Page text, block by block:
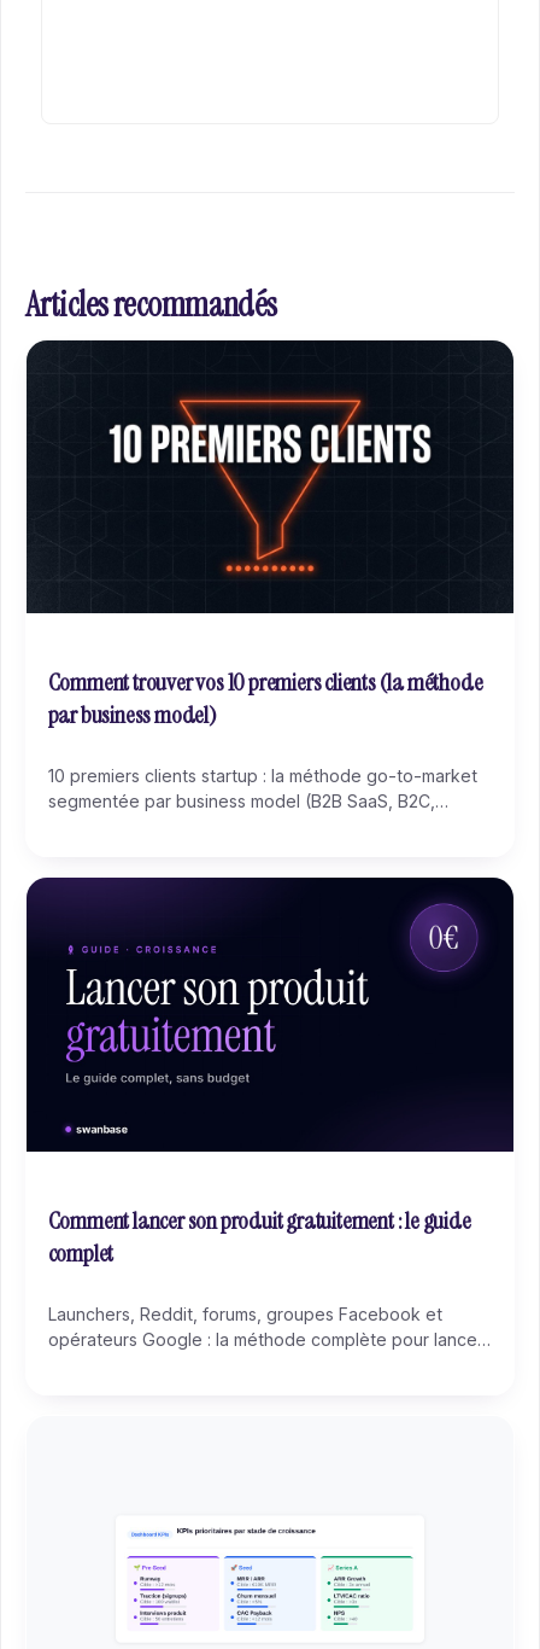
Articles recommandés
Comment trouver vos 10 premiers clients (la méthode
par business model)
10 premiers clients startup : la méthode go-to-market
segmentée par business model (B2B SaaS, B2C,
Ledger.
Comment lancer son produit gratuitement : le guide
complet
Launchers, Reddit, forums, groupes Facebook et
opérateurs Google : la méthode complète pour lancer